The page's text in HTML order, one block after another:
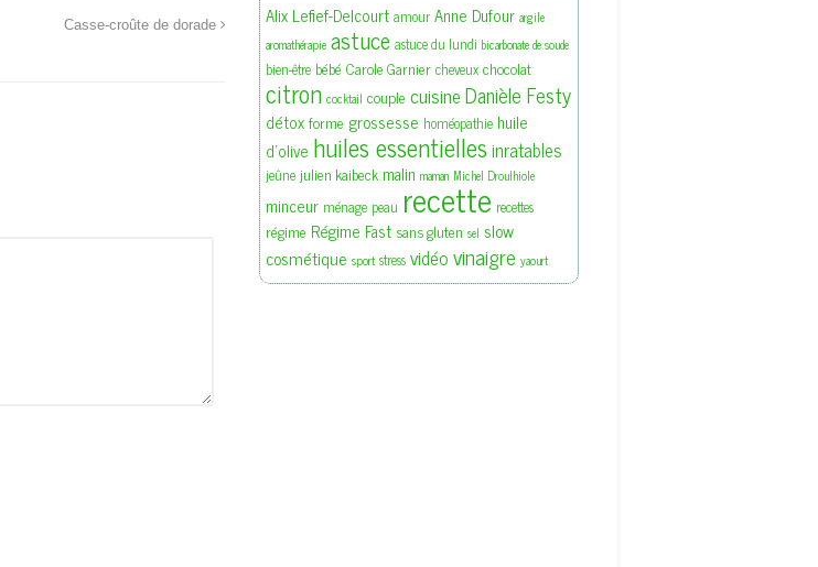
Casse-croûte de dorade Alix Lefief-Delcourt amour Anne Dufour argile
aromathérapie astuce astuce du lundi bicarbonate de soude
bien-être bébé Carole Garnier cheveux chocolat
citron cocktail couple cuisineDanièle Festy
détoxforme grossesse homéopathie huile
d'olive huiles essentiellesinratables
jeûne julien kaibeck malin maman Michel Droulhiole
minceur ménage peau recette recettes
régime Régime Fast sans gluten sel slow
cosmétique sport stress vidéovinaigre yaourt